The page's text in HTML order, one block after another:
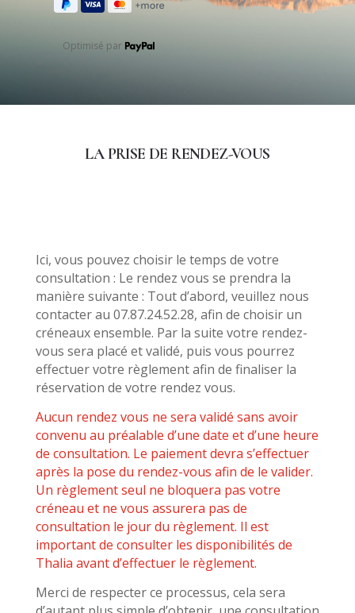
Optimisé par
LA PRISE DE RENDEZ-VOUS
Ici, vous pouvez choisir le temps de votre
consultation : Le rendez vous se prendra la
manière suivante : Tout d’abord, veuillez nous
contacter au 07.87.24.52.28, afin de choisir un
créneaux ensemble. Par la suite votre rendez-
vous sera placé et validé, puis vous pourrez
effectuer votre règlement afin de finaliser la
réservation de votre rendez vous.
Aucun rendez vous ne sera validé sans avoir
convenu au préalable d’une date et d’une heure
de consultation. Le paiement devra s’effectuer
après la pose du rendez-vous afin de le valider.
Un règlement seul ne bloquera pas votre
créneau et ne vous assurera pas de
consultation le jour du règlement. Il est
important de consulter les disponibilités de
Thalia avant d’effectuer le règlement.
Merci de respecter ce processus, cela sera